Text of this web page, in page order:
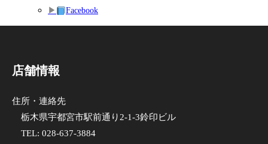
Facebook
店舗情報
住所・連絡先
栃木県宇都宮市駅前通り2-1-3鈴印ビル
TEL: 028-637-3884